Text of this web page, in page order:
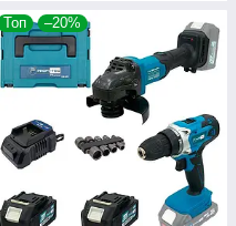
Топ –20%